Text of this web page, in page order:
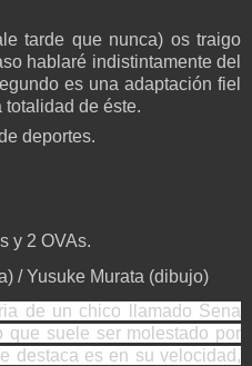
tarde que nunca) os traigo
hablaré indistintamente del
es una adaptación fiel
de éste.
deportes.
y 2 OVAs.
/ Yusuke Murata (dibujo)
de un chico llamado Sena
que suele ser molestado por
destaca es en su velocidad,